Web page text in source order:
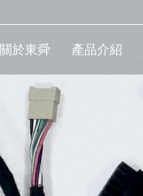
關於東舜 產品介紹